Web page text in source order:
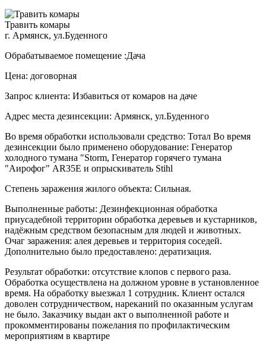
Травить комары
г. Армянск, ул.Буденного
Обрабатываемое помещение :Дача
Цена: договорная
Запрос клиента: Избавиться от комаров на даче
Адрес места дезинсекции: Армянск, ул.Буденного
Во время обработки использовали средство: Тотал Во время
дезинсекции было применено оборудование: Генератор
холодного тумана "Storm, Генератор горячего тумана
"Аирофог" AR35E и опрыскиватель Stihl
Степень заражения жилого объекта: Сильная.
Выполненные работы: Дезинфекционная обработка
приусадебной территории обработка деревьев и кустарников,
надёжным средством безопасным для людей и животных.
Очаг заражения: алея деревьев и территория соседей.
Дополнительно было предоставлено: дератизация.
Результат обработки: отсутствие клопов с первого раза.
Обработка осуществлена на должном уровне в установленное
время. На обработку выезжал 1 сотрудник. Клиент остался
доволен сотрудничеством, нареканий по оказанным услугам
не было. Заказчику выдан акт о выполненной работе и
прокомментированы пожелания по профилактическим
мероприятиям в квартире